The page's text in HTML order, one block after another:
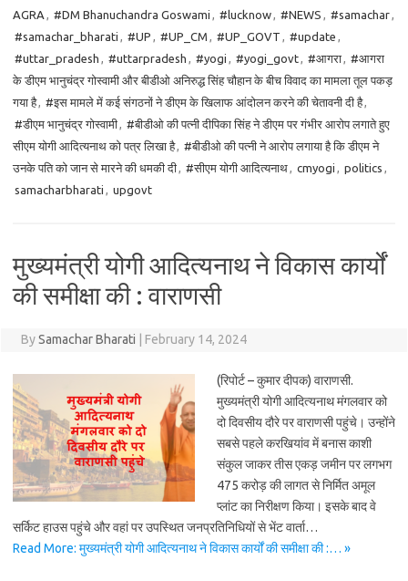
AGRA , #DM Bhanuchandra Goswami , #lucknow, #NEWS , #samachar,
#samachar_bharati , #UP , #UP_CM , #UP_GOVT , #update ,
#uttar_pradesh , #uttarpradesh , #yogi , #yogi_govt, #आगरा, #आगरा
के डीएम भानुचंद्र गोस्वामी और बीडीओ अनिरुद्ध सिंह चौहान के बीच विवाद का मामला तूल पकड़
गया है, #इस मामले में कई संगठनों ने डीएम के खिलाफ आंदोलन करने की चेतावनी दी है,
#डीएम भानुचंद्र गोस्वामी, #बीडीओ की पत्नी दीपिका सिंह ने डीएम पर गंभीर आरोप लगाते हुए
सीएम योगी आदित्यनाथ को पत्र लिखा है, #बीडीओ की पत्नी ने आरोप लगाया है कि डीएम ने
उनके पति को जान से मारने की धमकी दी, #सीएम योगी आदित्यनाथ, cmyogi , politics ,
samacharbharati , upgovt
मुख्यमंत्री योगी आदित्यनाथ ने विकास कार्यों
की समीक्षा की : वाराणसी
BySamachar Bharati February 14, 2024
(रिपोर्ट – कुमार दीपक) वाराणसी.
मुख्यमंत्री योगी आदित्यनाथ मंगलवार को
दो दिवसीय दौरे पर वाराणसी पहुंचे। उन्होंने
सबसे पहले करखियांव में बनास काशी
संकुल जाकर तीस एकड़ जमीन पर लगभग
475 करोड़ की लागत से निर्मित अमूल
प्लांट का निरीक्षण किया। इसके बाद वे
सर्किट हाउस पहुंचे और वहां पर उपस्थित जनप्रतिनिधियों से भेंट वार्ता…
Read More: मुख्यमंत्री योगी आदित्यनाथ ने विकास कार्यों की समीक्षा की :… »